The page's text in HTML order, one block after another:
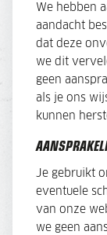
We hebben
aandacht
dat deze
we dit
geen
als je ons
kunnen
Je gebruikt
eventuele
van onze
we geen